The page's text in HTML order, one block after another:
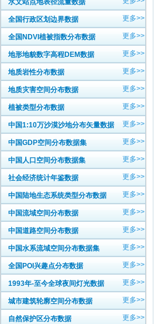
水文站点地表径流量数据
全国行政区划边界数据 更多>>
全国NDVI植被指数分布数据 更多>>
地形地貌数字高程DEM数据 更多>>
地质岩性分布数据 更多>>
地质灾害空间分布数据 更多>>
植被类型分布数据 更多>>
中国1:10万沙漠沙地分布矢量数据 更多>>
中国GDP空间分布数据集 更多>>
中国人口空间分布数据集 更多>>
社会经济统计年鉴数据 更多>>
中国陆地生态系统类型分布数据 更多>>
中国流域空间分布数据 更多>>
中国道路空间分布数据 更多>>
中国水系流域空间分布数据集 更多>>
全国POI兴趣点分布数据 更多>>
1993年-至今全球夜间灯光数据 更多>>
城市建筑轮廓空间分布数据 更多>>
自然保护区分布数据 更多>>